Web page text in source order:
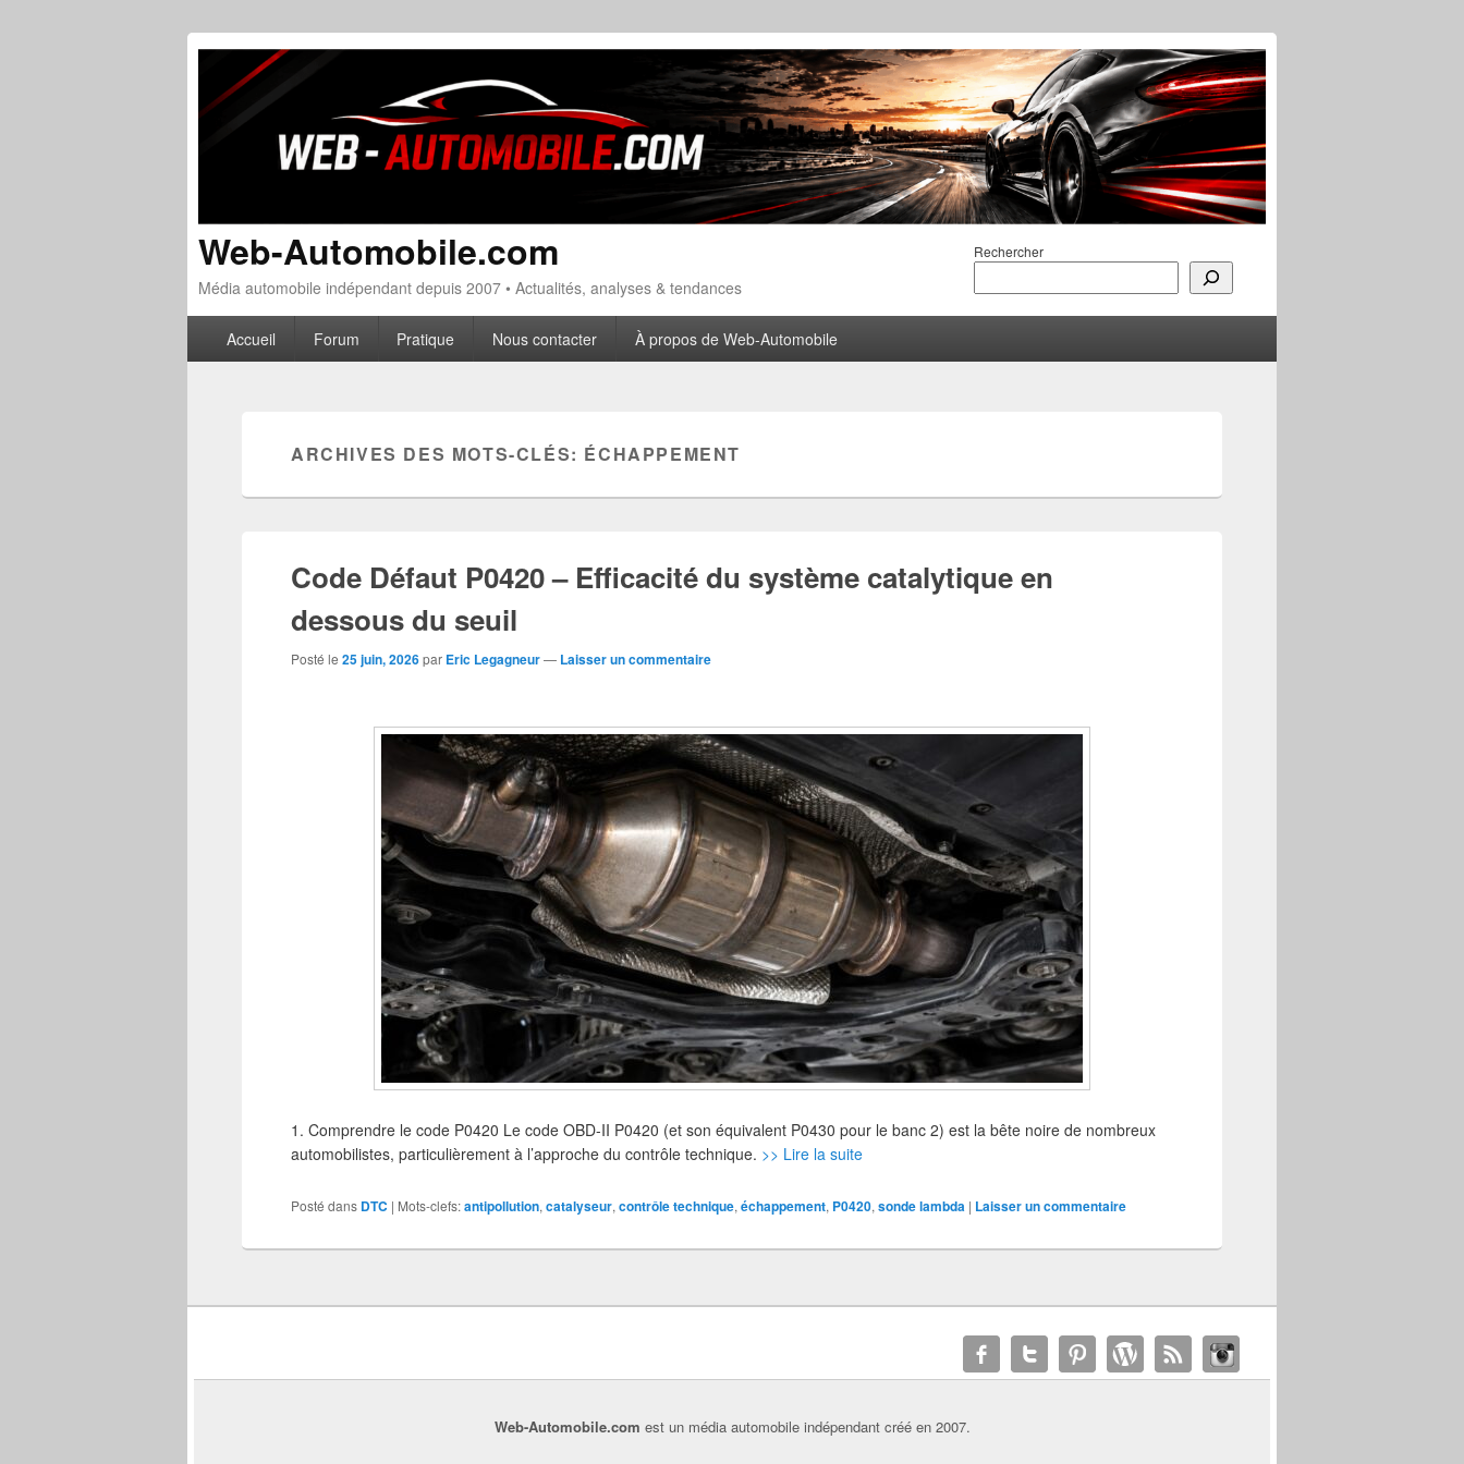
Rechercher
Web-Automobile.com
Média automobile indépendant depuis 2007 • Actualités, analyses & tendances
Menu principal
Aller au contenu principal
Aller au contenu secondaire
Accueil Forum Pratique Nous contacter À propos de Web-Automobile
ARCHIVES DES MOTS-CLÉS: ÉCHAPPEMENT
Code Défaut P0420 – Efficacité du système catalytique en
dessous du seuil
Posté le 25 juin, 2026par Eric Legagneur— Laisser un commentaire
1. Comprendre le code P0420 Le code OBD-II P0420 (et son équivalent P0430 pour le banc 2) est la bête noire de nombreux
automobilistes, particulièrement à l’approche du contrôle technique. >> Lire la suite
Posté dans DTC | Mots-clefs:antipollution, catalyseur, contrôle technique, échappement, P0420, sonde lambda | Laisser un commentaire
Web-Automobile.com est un média automobile indépendant créé en 2007.